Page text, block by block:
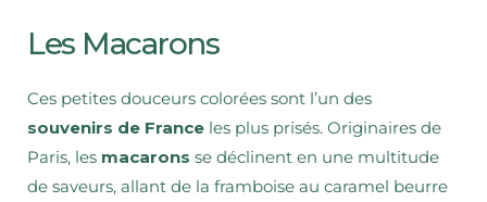
Les Macarons
Ces petites douceurs colorées sont l’un des
souvenirs de France les plus prisés. Originaires de
Paris, les macarons se déclinent en une multitude
de saveurs, allant de la framboise au caramel beurre